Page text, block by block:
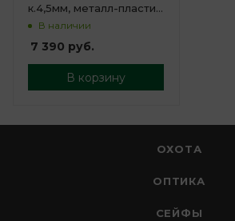
к.4,5мм, металл-пластик,
120 м/с, черн.
В наличии
7 390 руб.
В корзину
ОХОТА
ОПТИКА
СЕЙФЫ